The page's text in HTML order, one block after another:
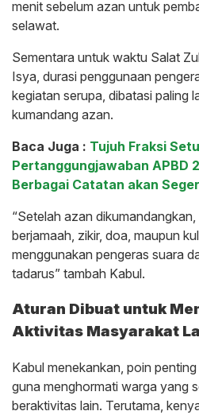
menit sebelum azan untuk
selawat.
Sementara untuk waktu Salat
Isya, durasi penggunaan
kegiatan serupa, dibatasi paling
kumandang azan.
Baca Juga : Tujuh Fraksi
Pertanggungjawaban APBD
Berbagai Catatan akan
“Setelah azan
berjamaah, zikir, doa, maupun
menggunakan pengeras suara
tadarus” tambah Kabul.
Aturan Dibuat untuk
Aktivitas Masyarakat
Kabul menekankan, poin
guna menghormati warga yang
beraktivitas lain. Terutama,